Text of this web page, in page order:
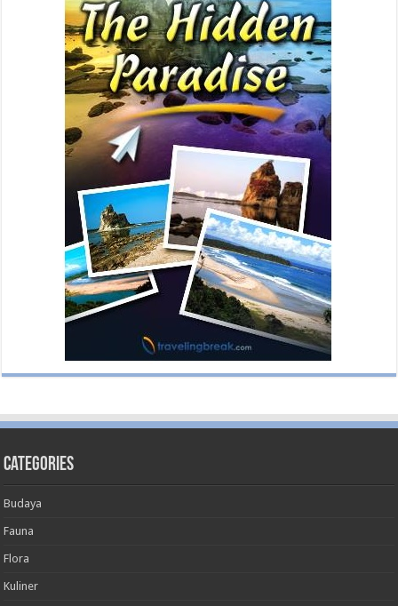
Categories
Budaya
Fauna
Flora
Kuliner